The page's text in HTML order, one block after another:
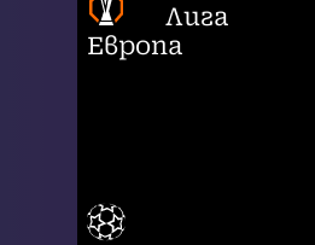
Лига
Европа